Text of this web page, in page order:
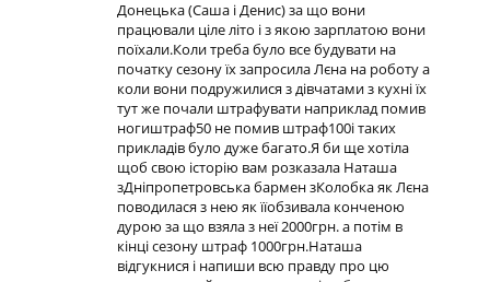
Донецька (Саша і Денис) за що вони
працювали ціле літо і з якою зарплатою вони
поїхали.Коли треба було все будувати на
початку сезону їх запросила Лєна на роботу а
коли вони подружилися з дівчатами з кухні їх
тут же почали штрафувати наприклад помив
ногиштраф50 не помив штраф100і таких
прикладів було дуже багато.Я би ще хотіла
щоб свою історію вам розказала Наташа
зДніпропетровська бармен зКолобка як Лєна
поводилася з нею як їїобзивала конченою
дурою за що взяла з неї 2000грн. а потім в
кінці сезону штраф 1000грн.Наташа
відгукнися і напиши всю правду про цю